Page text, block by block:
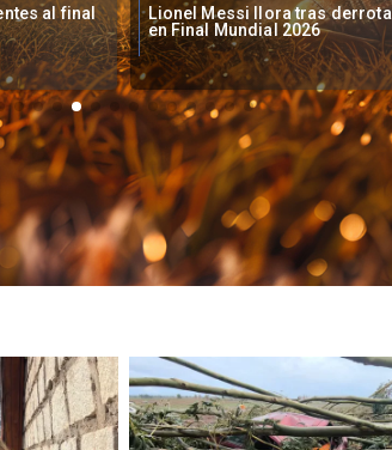
derrota
España gana su segundo
Mundial al vencer a Argentina